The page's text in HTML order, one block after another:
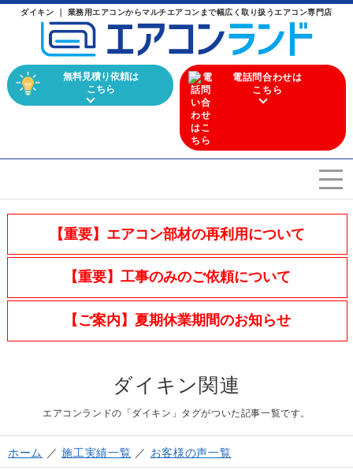
ダイキン ｜ 業務用エアコンからマルチエアコンまで幅広く取り扱うエアコン専門店
無料見積り依頼は
こちら
電話問合わせは
こちら
エアコンを選ぶ
Airconditioner search
店舗案内
Company
施工実績
Work
Question
お問い合わせ
Contact us
電話問い合わせはこちら
Call a store
【重要】エアコン部材の再利用について
【重要】工事のみのご依頼について
【ご案内】夏期休業期間のお知らせ
ダイキン関連
エアコンランドの「ダイキン」タグがついた記事一覧です。
ホーム ／施工実績一覧 ／ お客様の声一覧